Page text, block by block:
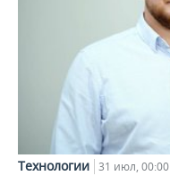
Технологии 31 июл, 00:00